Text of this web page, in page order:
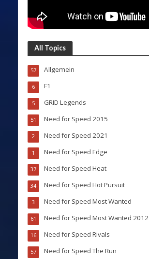
All Topics
Allgemein
57
F1
6
GRID Legends
5
Need for Speed 2015
51
Need for Speed 2021
2
Need for Speed Edge
1
Need for Speed Heat
37
Need for Speed Hot Pursuit
34
Need for Speed Most Wanted
3
Need for Speed Most Wanted 2012
61
Need for Speed Rivals
16
Need for Speed The Run
57